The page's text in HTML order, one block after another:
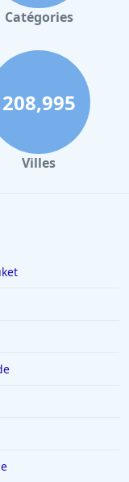
Catégories
208,995
Villes